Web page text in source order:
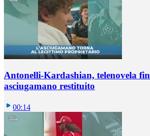
Antonelli-Kardashian, telenovela
asciugamano restituito
00:14